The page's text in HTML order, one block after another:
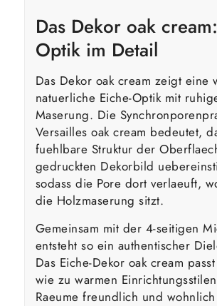
Das Dekor oak
Optik im Detail
Das Dekor oak cream zeigt eine
natuerliche Eiche-Optik mit
Maserung. Die
Versailles oak cream bedeutet,
fuehlbare Struktur der
gedruckten Dekorbild
sodass die Pore dort verlaeuft,
die Holzmaserung sitzt.
Gemeinsam mit der 4-seitigen
entsteht so ein authentischer
Das Eiche-Dekor oak cream
wie zu warmen
Raeume freundlich und